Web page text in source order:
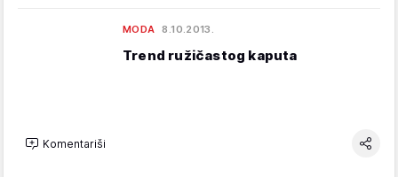
MODA 8.10.2013.
Trend ružičastog kaputa
Komentariši